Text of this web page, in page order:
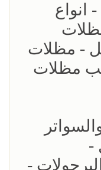
الرياض - 0553770074 - انواع
- مظلات
مظلات
-
البرجولات -